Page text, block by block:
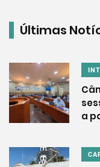
Últimas
a